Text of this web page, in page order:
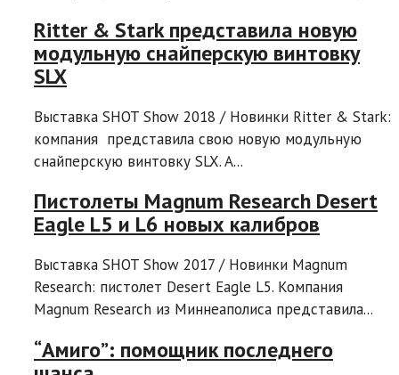
Ritter & Stark представила новую
модульную снайперскую винтовку
SLX
Выставка SHOT Show 2018 / Новинки Ritter & Stark:
компания представила свою новую модульную
снайперскую винтовку SLX. A...
Пистолеты Magnum Research Desert
Eagle L5 и L6 новых калибров
Выставка SHOT Show 2017 / Новинки Magnum
Research: пистолет Desert Eagle L5. Компания
Magnum Research из Миннеаполиса представила...
“Амиго”: помощник последнего